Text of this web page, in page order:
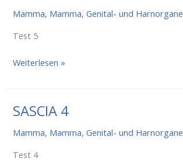
Mamma, Mamma, Genital- und Harnorgane
Test 5
SASCIA
Weiterlesen »
SASCIA 4
Mamma, Mamma, Genital- und Harnorgane
Test 4